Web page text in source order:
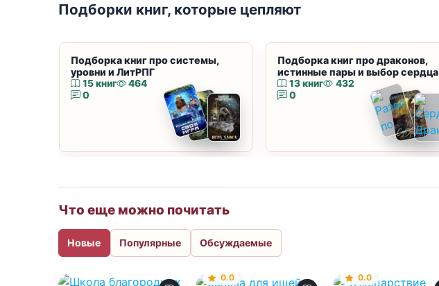
Подборки книг, которые цепляют
Подборка книг про системы,
уровни и ЛитРПГ
15 книг
464
0
Подборка книг про драконов,
истинные пары и выбор сердца
13 книг
432
0
Что еще можно почитать
Новые Популярные Обсуждаемые
0.0 0.0